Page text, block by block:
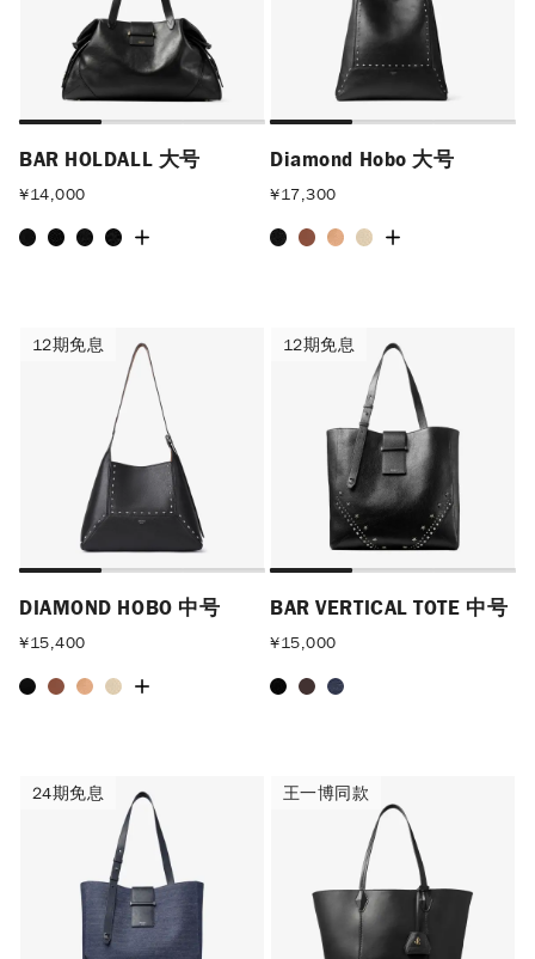
BAR HOLDALL 大号
¥14,000
Diamond Hobo 大号
¥17,300
12期免息 12期免息
DIAMOND HOBO 中号
¥15,400
12期免息 12期免息
BAR VERTICAL TOTE 中号
¥15,000
24期免息 24期免息
王一博同款 王一博同款